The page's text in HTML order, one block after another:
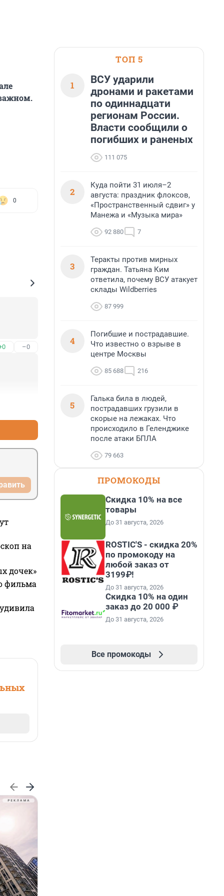
0
–0
на
дочек»
фильма
ТОП 5
1
ВСУ ударили
дронами и ракетами
по одиннадцати
регионам России.
Власти сообщили о
погибших и раненых
111 075
2
Куда пойти 31 июля–2
августа: праздник флоксов,
«Пространственный сдвиг» у
Манежа и «Музыка мира»
92 880 7
3
Теракты против мирных
граждан. Татьяна Ким
ответила, почему ВСУ атакует
склады Wildberries
87 999
4
Погибшие и пострадавшие.
Что известно о взрыве в
центре Москвы
85 688 216
5
Галька била в людей,
пострадавших грузили в
скорые на лежаках. Что
происходило в Геленджике
после атаки БПЛА
79 663
ПРОМОКОДЫ
Скидка 10% на все
товары
До 31 августа, 2026
ROSTIC'S - скидка 20%
по промокоду на
любой заказ от
3199₽!
До 31 августа, 2026
Скидка 10% на один
заказ до 20 000 ₽
До 31 августа, 2026
Все промокоды